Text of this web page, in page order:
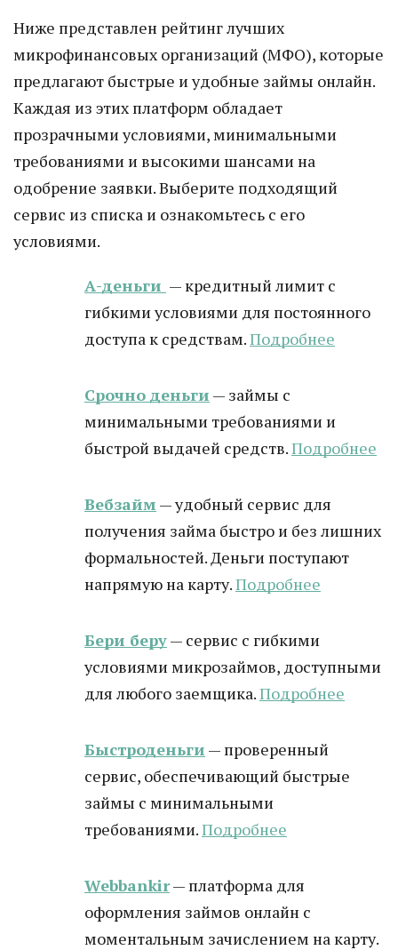
Ниже представлен рейтинг лучших
микрофинансовых организаций (МФО), которые
предлагают быстрые и удобные займы онлайн.
Каждая из этих платформ обладает
прозрачными условиями, минимальными
требованиями и высокими шансами на
одобрение заявки. Выберите подходящий
сервис из списка и ознакомьтесь с его
условиями.
А-деньги — кредитный лимит с
гибкими условиями для постоянного
доступа к средствам.Подробнее
Срочно деньги — займы с
минимальными требованиями и
быстрой выдачей средств.Подробнее
Вебзайм — удобный сервис для
получения займа быстро и без лишних
формальностей. Деньги поступают
напрямую на карту.Подробнее
Бери беру— сервис с гибкими
условиями микрозаймов, доступными
для любого заемщика.Подробнее
Быстроденьги — проверенный
сервис, обеспечивающий быстрые
займы с минимальными
требованиями.Подробнее
Webbankir— платформа для
оформления займов онлайн с
моментальным зачислением на карту.